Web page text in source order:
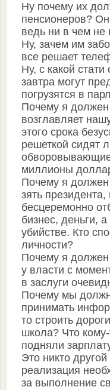
Ну почему их
пенсионеров?
ведь ни в чем не
Ну, зачем им
все решает
Ну, с какой
завтра могут
погрузятся в
Почему я должен
возглавляет
этого срока
решеткой сидят
обворовывающие
миллионы
Почему я должен
зять
бесцеремонно
бизнес, деньги,
убийстве. Кто
личности?
Почему я должен
у власти с
в заслуги
Почему мы
принимать
то строить
школа? Что
подняли
Это никто
реализация
за выполнение